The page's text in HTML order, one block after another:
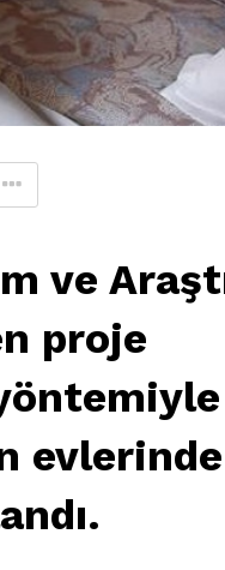
ve
proje
evlerinde